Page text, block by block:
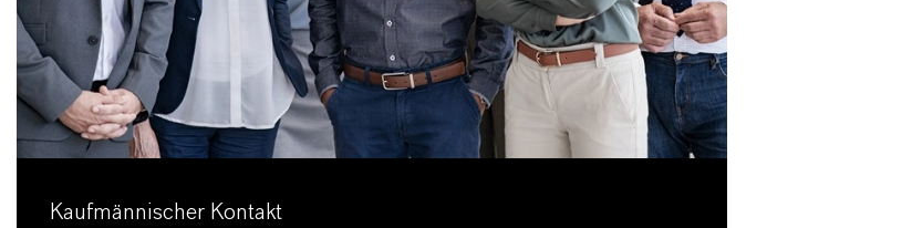
Kaufmännischer Kontakt